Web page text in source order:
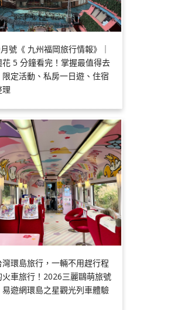
號《 九州福岡旅行情報》｜
花 5 分鐘看完！掌握最值得去
定活動、私房一日遊、住宿
理
環島旅行，一輛不用趕行程
車旅行！2026三麗鷗萌旅號
遊網環島之星觀光列車體驗